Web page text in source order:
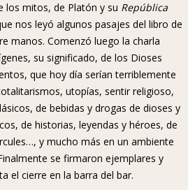
los mitos, de Platón y su República
nos leyó algunos pasajes del libro de
manos. Comenzó luego la charla
su significado, de los Dioses
que hoy día serían terriblemente
utopías, sentir religioso,
de bebidas y drogas de dioses y
de historias, leyendas y héroes, de
y mucho más en un ambiente
se firmaron ejemplares y
el cierre en la barra del bar.